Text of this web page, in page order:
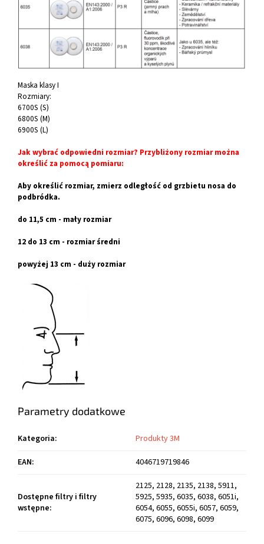
Maska klasy I
Rozmiary:
6700S (S)
6800S (M)
6900S (L)
Jak wybrać odpowiedni rozmiar? Przybliżony rozmiar można
określić za pomocą pomiaru:
Aby określić rozmiar, zmierz odległość od grzbietu nosa do
podbródka.
do 11,5 cm - mały rozmiar
12 do 13 cm - rozmiar średni
powyżej 13 cm - duży rozmiar
Parametry dodatkowe
Kategoria:
Produkty 3M
EAN: 4046719719846
Dostępne filtry i filtry
wstępne:
2125, 2128, 2135, 2138, 5911,
5925, 5935, 6035, 6038, 6051i,
6054, 6055, 6055i, 6057, 6059,
6075, 6096, 6098, 6099